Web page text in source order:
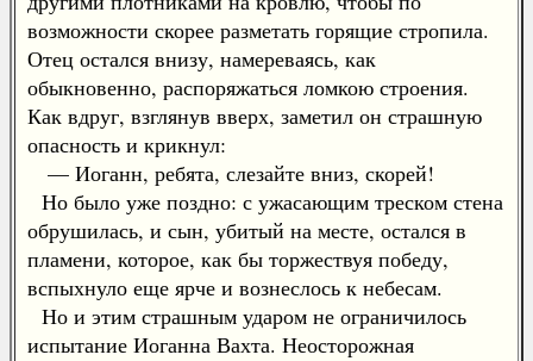
возможности скорее разметать горящие стропила.
Отец остался внизу, намереваясь, как
обыкновенно, распоряжаться ломкою строения.
Как вдруг, взглянув вверх, заметил он страшную
опасность и крикнул:
— Иоганн, ребята, слезайте вниз, скорей!
Но было уже поздно: с ужасающим треском стена
обрушилась, и сын, убитый на месте, остался в
пламени, которое, как бы торжествуя победу,
вспыхнуло еще ярче и вознеслось к небесам.
Но и этим страшным ударом не ограничилось
испытание Иоганна Вахта. Неосторожная